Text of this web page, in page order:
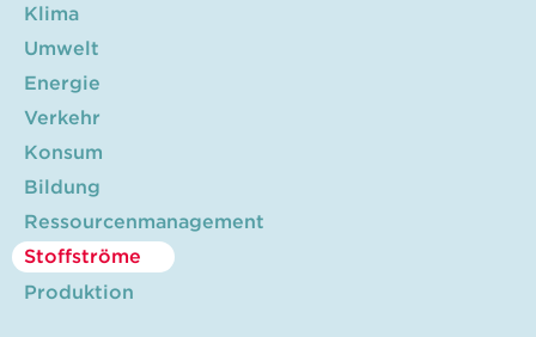
Klima
Umwelt
Energie
Verkehr
Konsum
Bildung
Ressourcenmanagement
Stoffströme
Produktion